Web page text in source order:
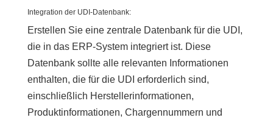
Integration der UDI-Datenbank:
Erstellen Sie eine zentrale Datenbank für die UDI,
die in das ERP-System integriert ist. Diese
Datenbank sollte alle relevanten Informationen
enthalten, die für die UDI erforderlich sind,
einschließlich Herstellerinformationen,
Produktinformationen, Chargennummern und